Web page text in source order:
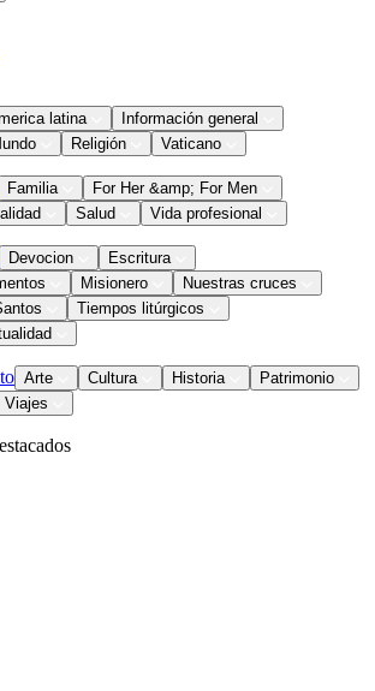
latina
Información general
Religión Vaticano
Familia
For Her &amp; For Men
Salud Vida profesional
Devocion
Escritura
Misionero
Nuestras cruces
Tiempos litúrgicos
Arte Cultura Historia
Patrimonio
Viajes